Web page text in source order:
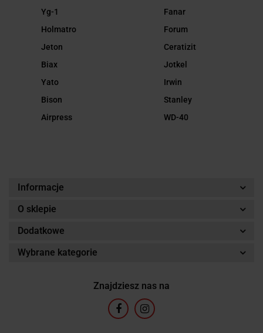
Yg-1
Holmatro
Jeton
Biax
Yato
Bison
Airpress
Fanar
Forum
Ceratizit
Jotkel
Irwin
Stanley
WD-40
Informacje
O sklepie
Dodatkowe
Wybrane kategorie
Znajdziesz nas na